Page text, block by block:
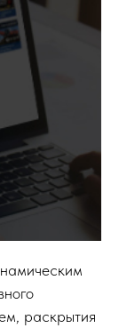
раскрытия